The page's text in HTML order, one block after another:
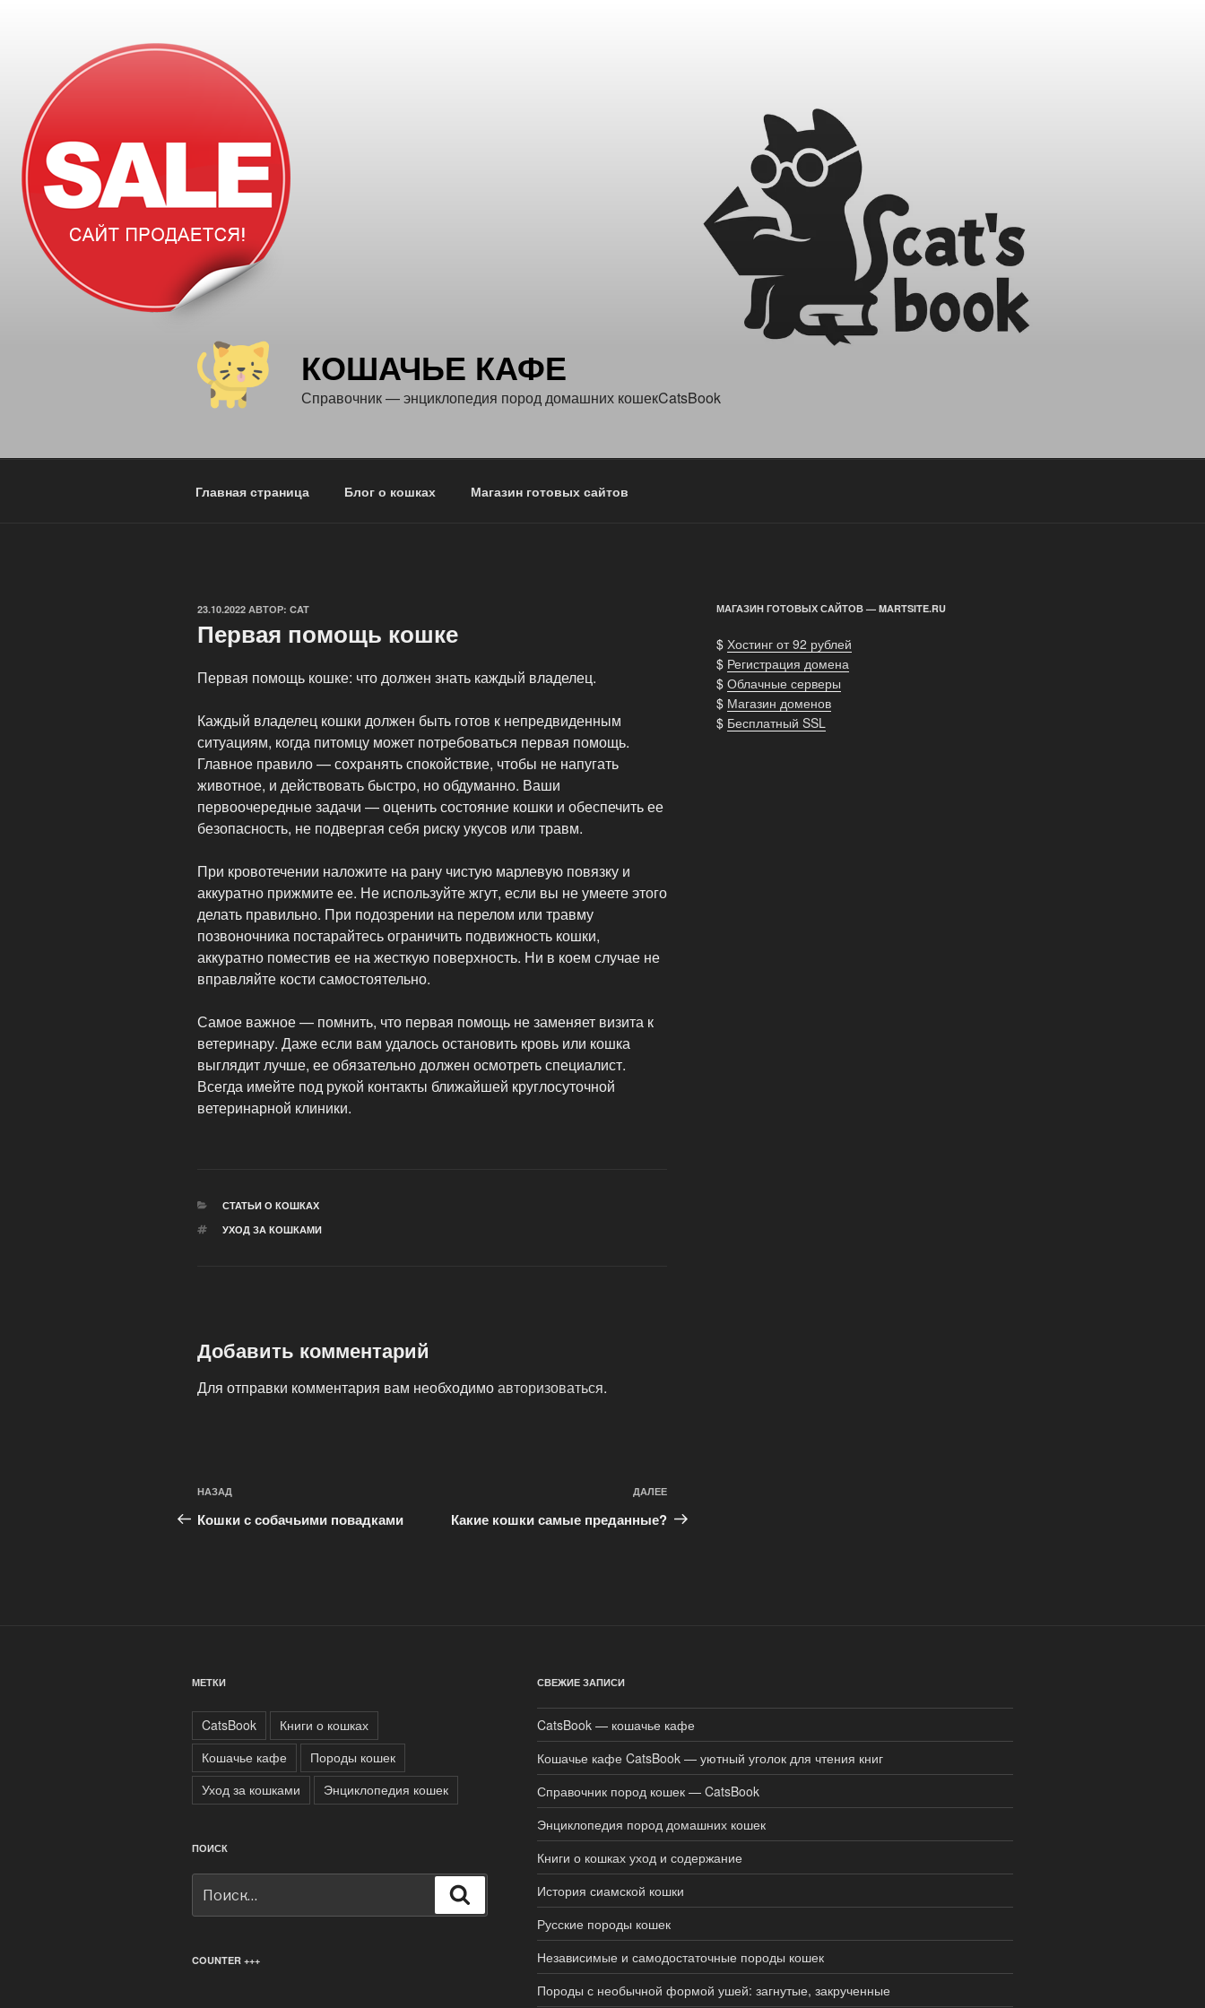
КОШАЧЬЕ КАФЕ
Справочник — энциклопедия пород домашних кошекCatsBook
Главная страница Блог о кошках Магазин готовых сайтов
ОПУБЛИКОВАНО
23.10.2022 АВТОР: CAT
Первая помощь кошке
Первая помощь кошке: что должен знать каждый владелец.
Каждый владелец кошки должен быть готов к непредвиденным
ситуациям, когда питомцу может потребоваться первая помощь.
Главное правило — сохранять спокойствие, чтобы не напугать
животное, и действовать быстро, но обдуманно. Ваши
первоочередные задачи — оценить состояние кошки и обеспечить ее
безопасность, не подвергая себя риску укусов или травм.
При кровотечении наложите на рану чистую марлевую повязку и
аккуратно прижмите ее. Не используйте жгут, если вы не умеете этого
делать правильно. При подозрении на перелом или травму
позвоночника постарайтесь ограничить подвижность кошки,
аккуратно поместив ее на жесткую поверхность. Ни в коем случае не
вправляйте кости самостоятельно.
Самое важное — помнить, что первая помощь не заменяет визита к
ветеринару. Даже если вам удалось остановить кровь или кошка
выглядит лучше, ее обязательно должен осмотреть специалист.
Всегда имейте под рукой контакты ближайшей круглосуточной
ветеринарной клиники.
РУБРИКИ
СТАТЬИ О КОШКАХ
МЕТКИ
УХОД ЗА КОШКАМИ
Добавить комментарий
Для отправки комментария вам необходимоавторизоваться.
Навигация
по
Предыдущая
запись:
НАЗАД
Кошки с собачьими повадками
запись
ДАЛЕЕ
Какие кошки самые преданные?
МАГАЗИН ГОТОВЫХ САЙТОВ — MARTSITE.RU
$ Хостинг от 92 рублей
$ Регистрация домена
$ Облачные серверы
$ Магазин доменов
$ Бесплатный SSL
МЕТКИ
CatsBook
Книги о кошках
Кошачье кафе
Породы кошек
Уход за кошками
Энциклопедия кошек
ПОИСК
COUNTER +++
СВЕЖИЕ ЗАПИСИ
CatsBook — кошачье кафе
Кошачье кафе CatsBook — уютный уголок для чтения книг
Справочник пород кошек — CatsBook
Энциклопедия пород домашних кошек
Книги о кошках уход и содержание
История сиамской кошки
Русские породы кошек
Независимые и самодостаточные породы кошек
Породы с необычной формой ушей: загнутые, закрученные